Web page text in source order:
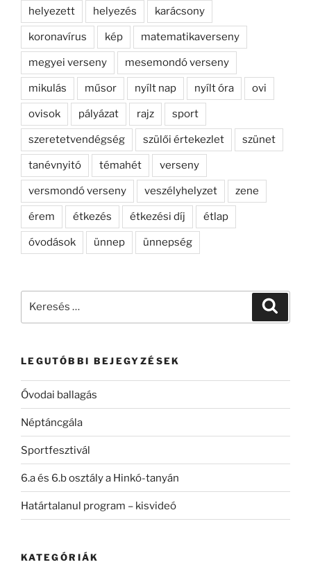
helyezett helyezés karácsony
koronavírus kép matematikaverseny
megyei verseny mesemondó verseny
mikulás műsor nyílt nap nyílt óra ovi
ovisok pályázat rajz sport
szeretetvendégség szülői értekezlet szünet
tanévnyitó témahét verseny
versmondó verseny veszélyhelyzet zene
érem étkezés étkezési díj étlap
óvodások ünnep ünnepség
LEGUTÓBBI BEJEGYZÉSEK
Óvodai ballagás
Néptáncgála
Sportfesztivál
6.a és 6.b osztály a Hinkó-tanyán
Határtalanul program – kisvideó
KATEGÓRIÁK